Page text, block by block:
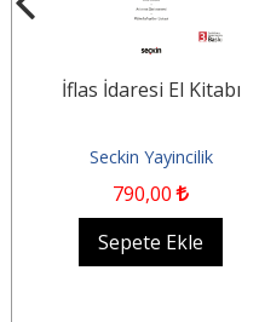
İflas İdaresi El Kitabı
Seckin Yayincilik
790,00
Sepete Ekle